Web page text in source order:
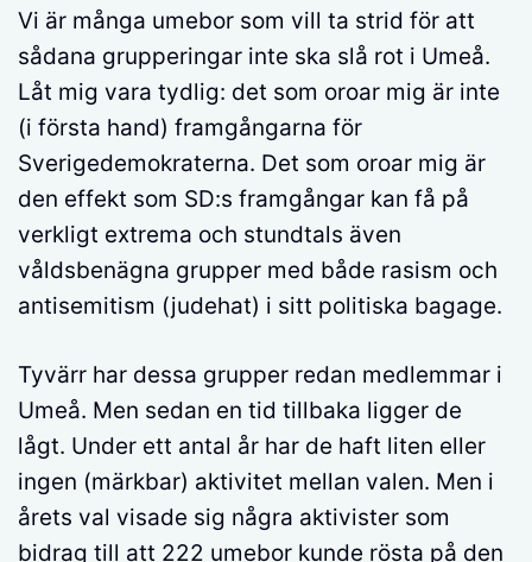
Vi är många umebor som vill ta strid för att
sådana grupperingar inte ska slå rot i Umeå.
Låt mig vara tydlig: det som oroar mig är inte
(i första hand) framgångarna för
Sverigedemokraterna. Det som oroar mig är
den effekt som SD:s framgångar kan få på
verkligt extrema och stundtals även
våldsbenägna grupper med både rasism och
antisemitism (judehat) i sitt politiska bagage.
Tyvärr har dessa grupper redan medlemmar i
Umeå. Men sedan en tid tillbaka ligger de
lågt. Under ett antal år har de haft liten eller
ingen (märkbar) aktivitet mellan valen. Men i
årets val visade sig några aktivister som
bidrag till att 222 umebor kunde rösta på den